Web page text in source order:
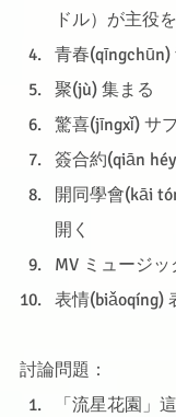
ドル）が主役
青春(qīngchūn)
聚(jù) 集まる
驚喜(jīngxǐ) サ
簽合約(qiān
開同學會(kāi
開く
MV ミュージッ
表情(biǎoqíng)
討論問題：
「流星花園」